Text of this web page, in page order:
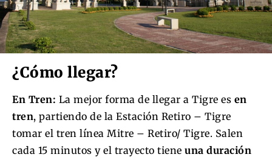
¿Cómo llegar?
En Tren: La mejor forma de llegar a Tigre es en
tren, partiendo de la Estación Retiro – Tigre
tomar el tren línea Mitre – Retiro/ Tigre. Salen
cada 15 minutos y el trayecto tiene una duración